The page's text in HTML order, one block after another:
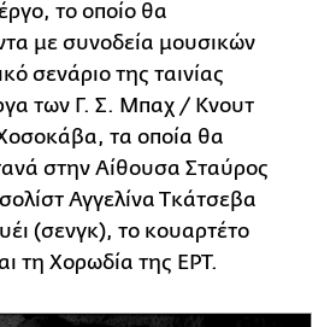
το οποίο θα
με συνοδεία μουσικών
σενάριο της ταινίας
των Γ. Σ. Μπαχ / Κνουτ
Χοσοκάβα, τα οποία θα
στην Αίθουσα Σταύρος
Αγγελίνα Τκάτσεβα
(σενγκ), το κουαρτέτο
τη Χορωδία της ΕΡΤ.